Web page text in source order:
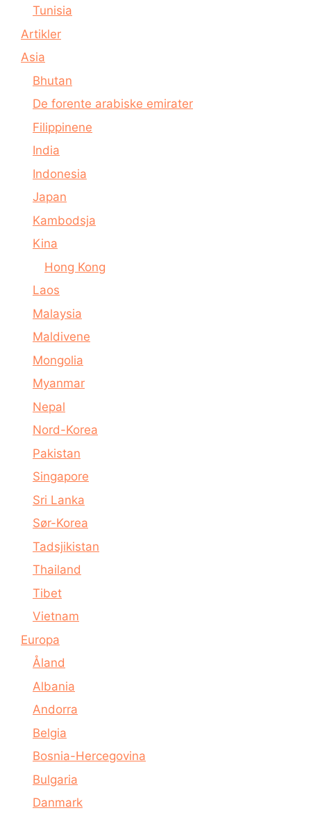
Tunisia
Artikler
Asia
Bhutan
De forente arabiske emirater
Filippinene
India
Indonesia
Japan
Kambodsja
Kina
Hong Kong
Laos
Malaysia
Maldivene
Mongolia
Myanmar
Nepal
Nord-Korea
Pakistan
Singapore
Sri Lanka
Sør-Korea
Tadsjikistan
Thailand
Tibet
Vietnam
Europa
Åland
Albania
Andorra
Belgia
Bosnia-Hercegovina
Bulgaria
Danmark